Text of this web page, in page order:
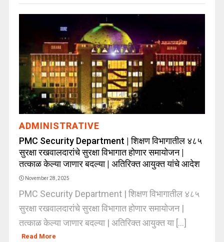
ADMINISTRATIVE
PMC Security Department | शिक्षण विभागातील ४८५
सुरक्षा रखवालदारांचे सुरक्षा विभागात होणार समायोजन |
तत्काळ केल्या जाणार बदल्या | अतिरिक्त आयुक्त यांचे आदेश
November 28, 2025
PMC Security Department | शिक्षण विभागातील ४८५
सुरक्षा रखवालदारांचे सुरक्षा विभागात होणार समायोजन |
तत्काळ केल्या जाणार बदल्या | अतिरिक्त आयुक्त या [...]
Read More